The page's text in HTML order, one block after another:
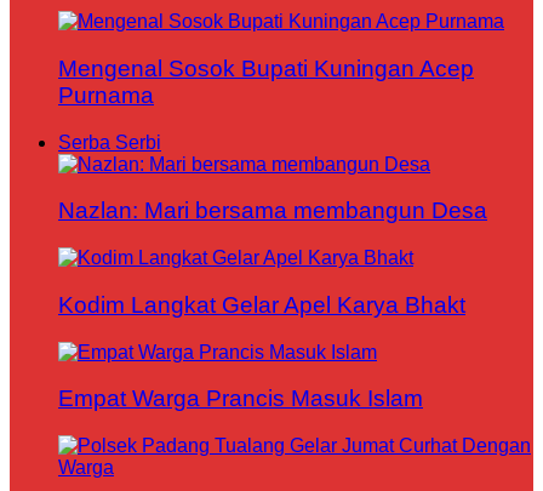
Mengenal Sosok Bupati Kuningan Acep
Purnama
Serba Serbi
Nazlan: Mari bersama membangun Desa
Kodim Langkat Gelar Apel Karya Bhakt
Empat Warga Prancis Masuk Islam